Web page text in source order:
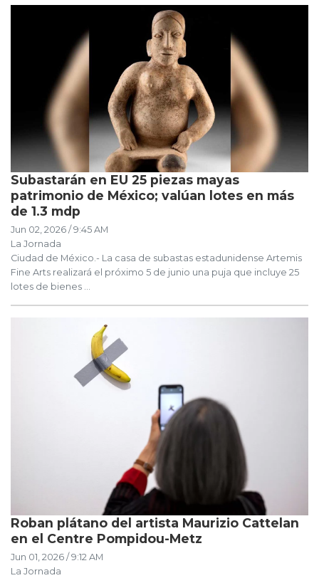
Subastarán en EU 25 piezas mayas
patrimonio de México; valúan lotes en más
de 1.3 mdp
Jun 02, 2026 / 9:45 AM
La Jornada
Ciudad de México.- La casa de subastas estadunidense Artemis
Fine Arts realizará el próximo 5 de junio una puja que incluye 25
lotes de bienes ...
Roban plátano del artista Maurizio Cattelan
en el Centre Pompidou-Metz
Jun 01, 2026 / 9:12 AM
La Jornada